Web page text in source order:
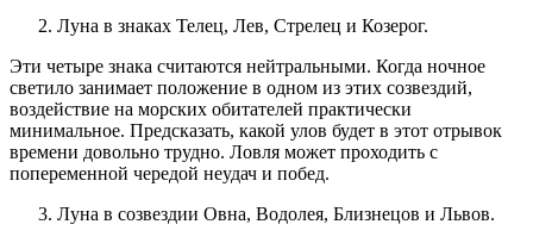
Луна в знаках Телец, Лев, Стрелец и Козерог.
Эти четыре знака считаются нейтральными. Когда ночное
светило занимает положение в одном из этих созвездий,
воздействие на морских обитателей практически
минимальное. Предсказать, какой улов будет в этот отрывок
времени довольно трудно. Ловля может проходить с
попеременной чередой неудач и побед.
Луна в созвездии Овна, Водолея, Близнецов и Львов.